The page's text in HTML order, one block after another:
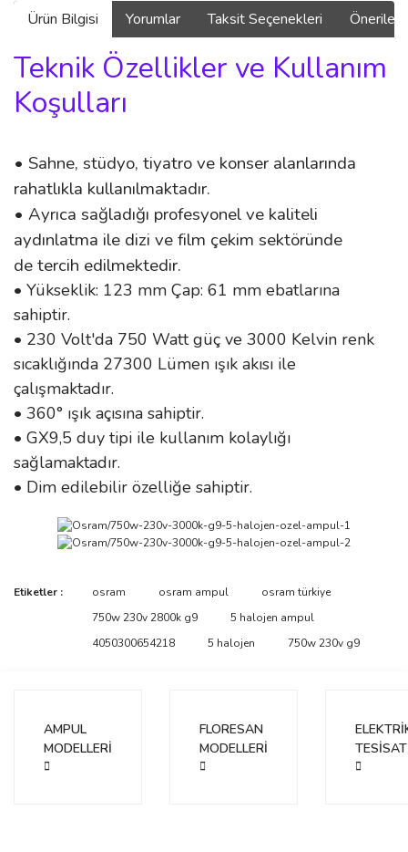
Ürün Bilgisi Yorumlar Taksit Seçenekleri
Teknik Özellikler ve Kullanım
Koşulları
• Sahne, stüdyo, tiyatro ve konser alanlarında
rahatlıkla kullanılmaktadır.
• Ayrıca sağladığı profesyonel ve kaliteli
aydınlatma ile dizi ve film çekim sektöründe
de tercih edilmektedir.
• Yükseklik: 123 mm Çap: 61 mm ebatlarına
sahiptir.
• 230 Volt'da 750 Watt güç ve 3000 Kelvin renk
sıcaklığında 27300 Lümen ışık akısı ile
çalışmaktadır.
• 360° ışık açısına sahiptir.
• GX9,5 duy tipi ile kullanım kolaylığı
sağlamaktadır.
• Dim edilebilir özelliğe sahiptir.
Bu ürüne ilk yorumu siz yapın!
Bu ürünün fiyat bilgisi, resim, ürün açıklamalarında ve diğer
tarafımıza iletebilirsiniz.
Görüş ve önerileriniz için teşekkür ederiz.
Ürün bilgilerinde hatalar bulunuyor.
Ürün fiyatı diğer sitelerden daha pahalı.
Etiketler : osram osram ampul
osram türkiye
750w 230v 2800k g9
5 halojen ampul
4050300654218
5 halojen 750w 230v g9
AMPUL
MODELLERİ
FLORESAN
MODELLERİ
TESİSAT